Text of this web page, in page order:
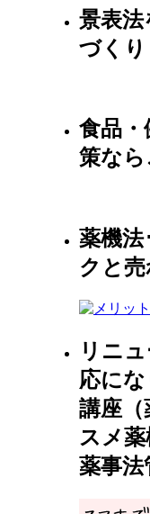
景表
づくり
食品・
策な
薬機法
クと
リニ
応に
講座（
スメ薬
薬事法